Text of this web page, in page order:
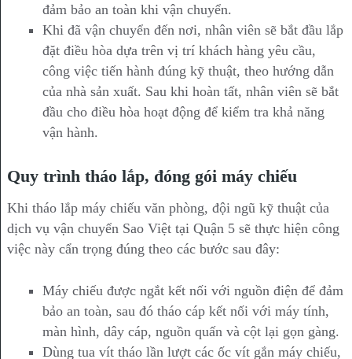
đảm bảo an toàn khi vận chuyển.
Khi đã vận chuyển đến nơi, nhân viên sẽ bắt đầu lắp
đặt điều hòa dựa trên vị trí khách hàng yêu cầu,
công việc tiến hành đúng kỹ thuật, theo hướng dẫn
của nhà sản xuất. Sau khi hoàn tất, nhân viên sẽ bắt
đầu cho điều hòa hoạt động để kiểm tra khả năng
vận hành.
Quy trình tháo lắp, đóng gói máy chiếu
Khi tháo lắp máy chiếu văn phòng, đội ngũ kỹ thuật của
dịch vụ vận chuyển Sao Việt tại Quận 5 sẽ thực hiện công
việc này cẩn trọng đúng theo các bước sau đây:
Máy chiếu được ngắt kết nối với nguồn điện để đảm
bảo an toàn, sau đó tháo cáp kết nối với máy tính,
màn hình, dây cáp, nguồn quấn và cột lại gọn gàng.
Dùng tua vít tháo lần lượt các ốc vít gắn máy chiếu,